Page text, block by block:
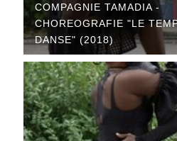
COMPAGNIE TAMADIA -
CHOREOGRAFIE "LE
DANSE" (2018)